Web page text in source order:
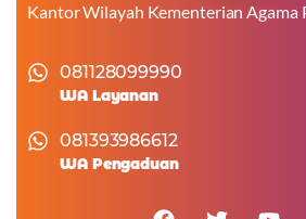
Kantor Wilayah Kementerian Agama
081128099990
WA Layanan
081393986612
WA Pengaduan